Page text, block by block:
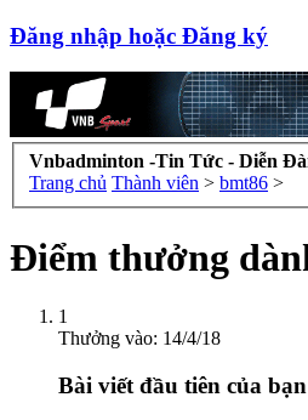
Đăng nhập hoặc Đăng ký
Vnbadminton -Tin Tức - Diễn
Trang chủ Thành viên > bmt86 >
Điểm thưởng
1
Thưởng vào: 14/4/18
Bài viết đầu tiên của bạn